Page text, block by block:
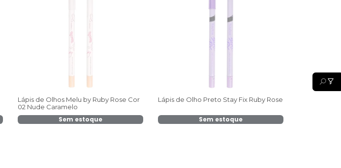
Lápis de Olhos Melu by Ruby Rose Cor
02 Nude Caramelo
Sem estoque
Lápis de Olho Preto Stay Fix Ruby Rose
Sem estoque